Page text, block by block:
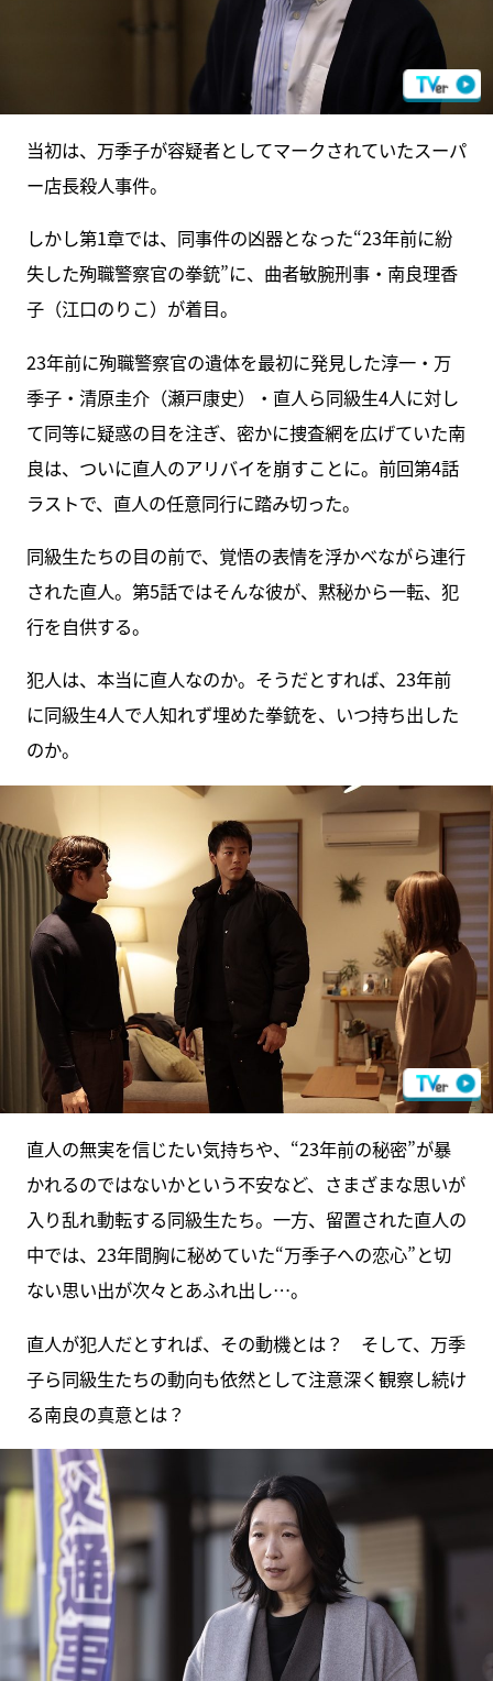
当初は、万季子が容疑者としてマークされていたスーパ
ー店長殺人事件。
しかし第1章では、同事件の凶器となった“23年前に紛
失した殉職警察官の拳銃”に、曲者敏腕刑事・南良理香
子（江口のりこ）が着目。
23年前に殉職警察官の遺体を最初に発見した淳一・万
季子・清原圭介（瀬戸康史）・直人ら同級生4人に対し
て同等に疑惑の目を注ぎ、密かに捜査網を広げていた南
良は、ついに直人のアリバイを崩すことに。前回第4話
ラストで、直人の任意同行に踏み切った。
同級生たちの目の前で、覚悟の表情を浮かべながら連行
された直人。第5話ではそんな彼が、黙秘から一転、犯
行を自供する。
犯人は、本当に直人なのか。そうだとすれば、23年前
に同級生4人で人知れず埋めた拳銃を、いつ持ち出した
のか。
直人の無実を信じたい気持ちや、“23年前の秘密”が暴
かれるのではないかという不安など、さまざまな思いが
入り乱れ動転する同級生たち。一方、留置された直人の
中では、23年間胸に秘めていた“万季子への恋心”と切
ない思い出が次々とあふれ出し…。
直人が犯人だとすれば、その動機とは？ そして、万季
子ら同級生たちの動向も依然として注意深く観察し続け
る南良の真意とは？